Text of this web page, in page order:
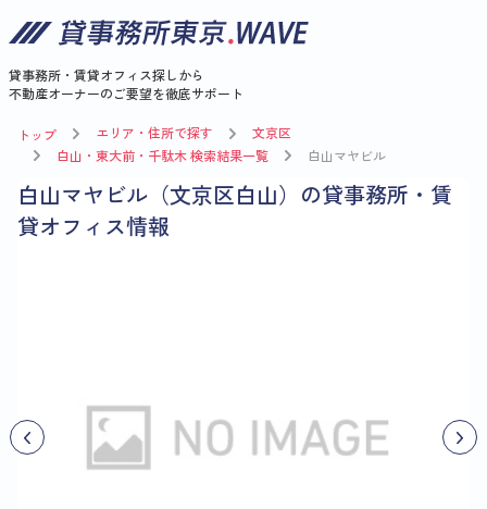
貸事務所・賃貸オフィス探しから
不動産オーナーのご要望を徹底サポート
トップ エリア・住所で探す
文京区
白山・東大前・千駄木 検索結果一覧
白山マヤビル
白山マヤビル（文京区白山）の貸事務所・賃
貸オフィス情報